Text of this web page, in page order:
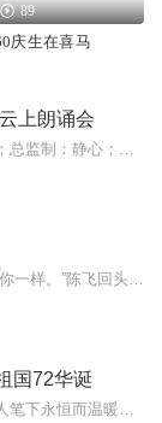
89
庆生在喜马
上朗诵会
国72华诞